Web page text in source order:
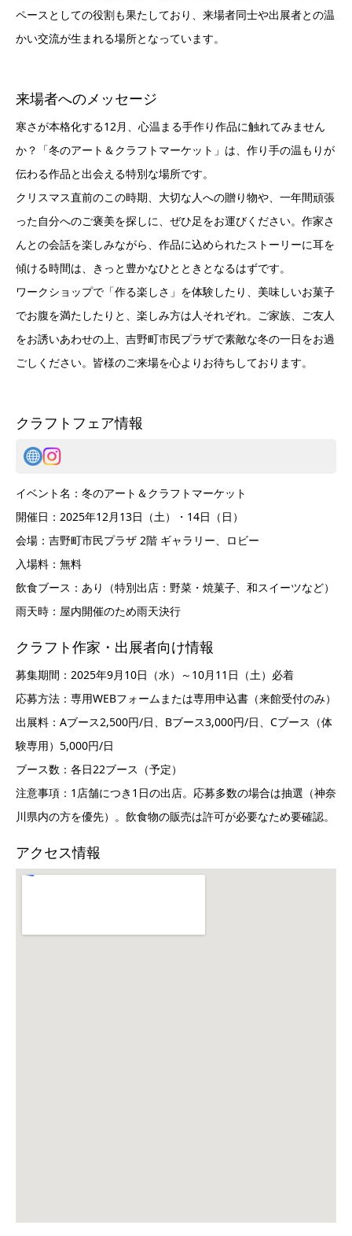
ペースとしての役割も果たしており、来場者同士や出展者との温
かい交流が生まれる場所となっています。
来場者へのメッセージ
寒さが本格化する12月、心温まる手作り作品に触れてみません
か？「冬のアート＆クラフトマーケット」は、作り手の温もりが
伝わる作品と出会える特別な場所です。
クリスマス直前のこの時期、大切な人への贈り物や、一年間頑張
った自分へのご褒美を探しに、ぜひ足をお運びください。作家さ
んとの会話を楽しみながら、作品に込められたストーリーに耳を
傾ける時間は、きっと豊かなひとときとなるはずです。
ワークショップで「作る楽しさ」を体験したり、美味しいお菓子
でお腹を満たしたりと、楽しみ方は人それぞれ。ご家族、ご友人
をお誘いあわせの上、吉野町市民プラザで素敵な冬の一日をお過
ごしください。皆様のご来場を心よりお待ちしております。
クラフトフェア情報
イベント名：冬のアート＆クラフトマーケット
開催日：2025年12月13日（土）・14日（日）
会場：吉野町市民プラザ 2階 ギャラリー、ロビー
入場料：無料
飲食ブース：あり（特別出店：野菜・焼菓子、和スイーツなど）
雨天時：屋内開催のため雨天決行
クラフト作家・出展者向け情報
募集期間：2025年9月10日（水）～10月11日（土）必着
応募方法：専用WEBフォームまたは専用申込書（来館受付のみ）
出展料：Aブース2,500円/日、Bブース3,000円/日、Cブース（体
験専用）5,000円/日
ブース数：各日22ブース（予定）
注意事項：1店舗につき1日の出店。応募多数の場合は抽選（神奈
川県内の方を優先）。飲食物の販売は許可が必要なため要確認。
アクセス情報